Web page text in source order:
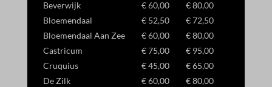
Beverwijk
€ 60,00
€ 80,00
Bloemendaal
€ 52,50
€ 72,50
Bloemendaal Aan Zee
€ 60,00
€ 80,00
Castricum
€ 75,00
€ 95,00
Cruquius
€ 45,00
€ 65,00
De Zilk
€ 60,00
€ 80,00
_gcl_gb
_gcl_gs